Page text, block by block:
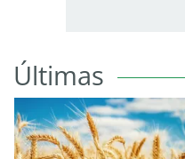
Últimas